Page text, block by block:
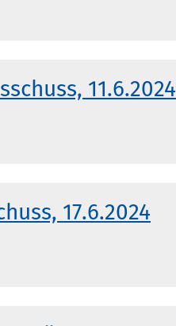
11.6.2024
17.6.2024